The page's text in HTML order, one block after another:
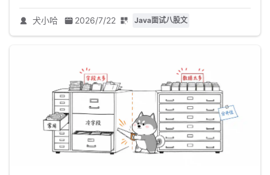
犬小哈 2026/7/22 Java面试八股文